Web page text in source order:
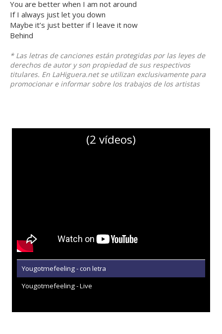
You are better when I am not around
If I always just let you down
Maybe it’s just better if I leave it now
Behind
* Las letras de canciones están protegidas por las leyes de
derechos de autor y son propiedad de sus respectivos
titulares. En LaHiguera.net se utilizan exclusivamente para
promocionar e informar sobre los trabajos de los artistas
(2 vídeos)
Yougotmefeeling - con letra
Yougotmefeeling - Live